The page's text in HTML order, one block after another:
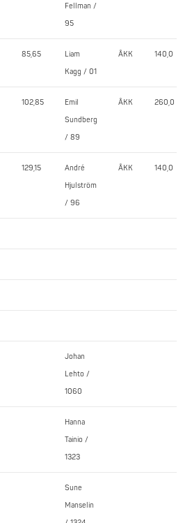
Fellman /
95
85,65
Liam
Kagg / 01
ÅKK 140,0
102,85
Emil
Sundberg
/ 89
ÅKK 260,0
129,15
André
Hjulström
/ 96
ÅKK 140,0
Johan
Lehto /
1060
Hanna
Tainio /
1323
Sune
Manselin